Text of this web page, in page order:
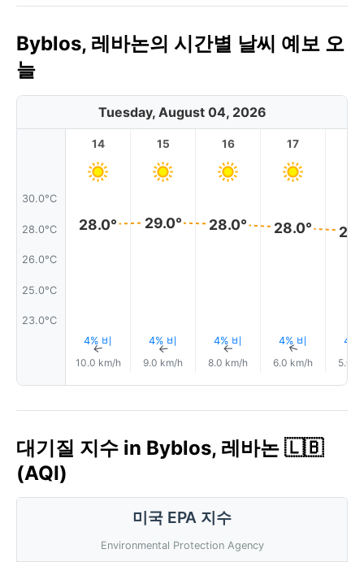
Byblos, 레바논의 시간별 날씨 예보 오
늘
Tuesday, August 04, 2026
30.0°C
28.0°C
26.0°C
25.0°C
23.0°C
14
28.0°
4% 비
↑
10.0 km/h
15
29.0°
4% 비
↑
9.0 km/h
16
28.0°
4% 비
↑
8.0 km/h
17
28.0°
4% 비
↑
6.0 km/h
4%
5.0
대기질 지수 in Byblos, 레바논 🇱🇧
(AQI)
미국 EPA 지수
Environmental Protection Agency